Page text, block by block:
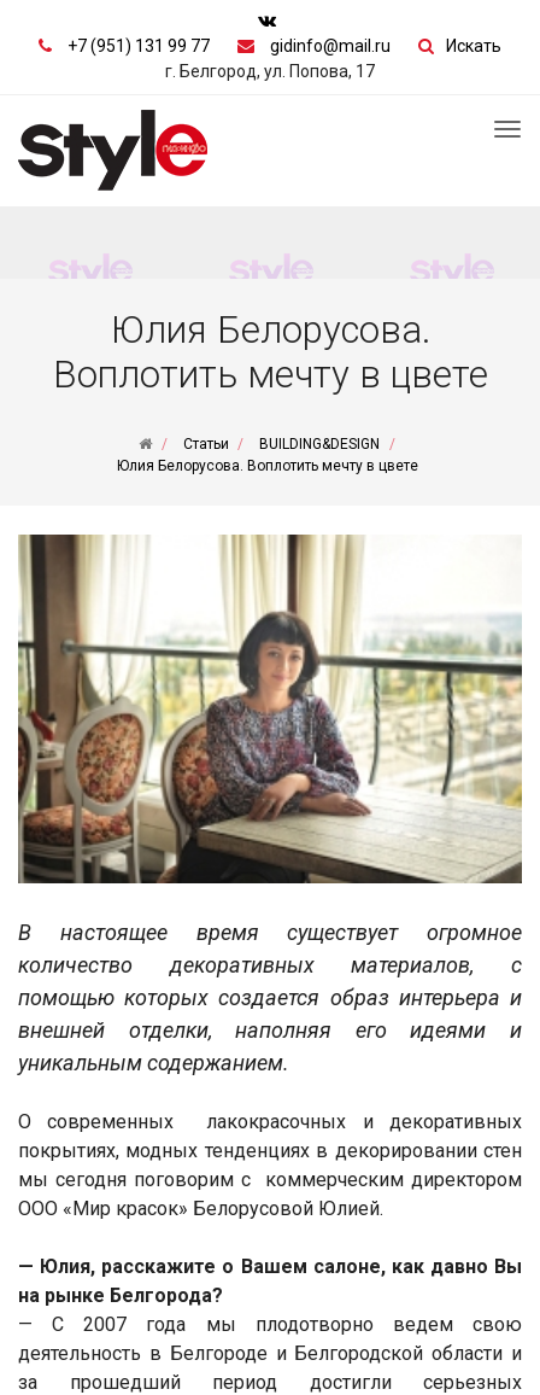
+7 (951) 131 99 77 gidinfo@mail.ru
Искать
г. Белгород, ул. Попова, 17
Юлия Белорусова.
Воплотить мечту в цвете
Статьи
BUILDING&DESIGN
Юлия Белорусова. Воплотить мечту в цвете
В настоящее время существует огромное
количество декоративных материалов, с
помощью которых создается образ интерьера и
внешней отделки, наполняя его идеями и
уникальным содержанием.
О современных лакокрасочных и декоративных
покрытиях, модных тенденциях в декорировании стен
мы сегодня поговорим с коммерческим директором
ООО «Мир красок» Белорусовой Юлией.
— Юлия, расскажите о Вашем салоне, как давно Вы
на рынке Белгорода?
— С 2007 года мы плодотворно ведем свою
деятельность в Белгороде и Белгородской области и
за прошедший период достигли серьезных